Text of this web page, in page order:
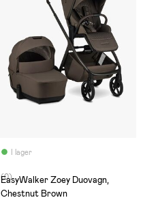
I lager
(0)
EasyWalker Zoey Duovagn,
Chestnut Brown